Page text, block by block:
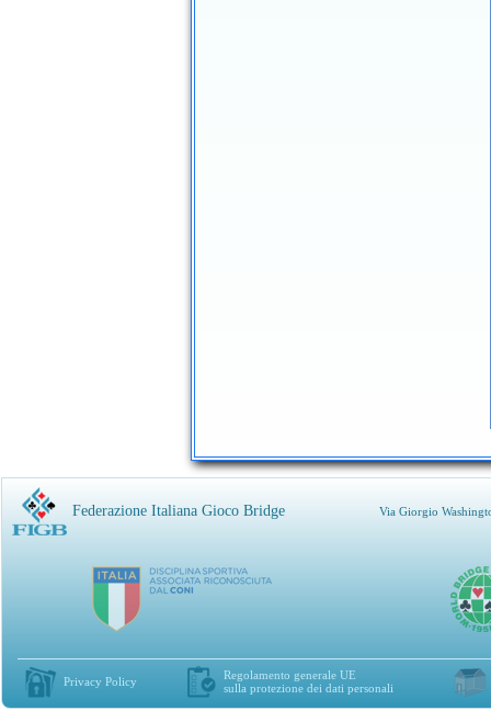
Federazione Italiana Gioco Bridge Via Giorgio
Privacy Policy
Regolamento generale UE
sulla protezione dei dati personali